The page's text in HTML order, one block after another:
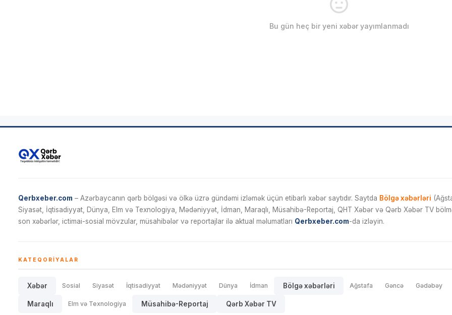
Bu gün heç bir yeni xəbər yayımlanmadı
Qerbxeber.com – Azərbaycanın qərb bölgəsi və ölkə üzrə gündəmi izləmək üçün etibarlı xəbər saytıdır. Saytda Bölgə xəbərləri
Siyasət, İqtisadiyyat, Dünya, Elm və Texnologiya, Mədəniyyət, İdman, Maraqlı, Müsahibə-Reportaj, QHT Xəbər və Qərb Xəbər TV
son xəbərlər, ictimai-sosial mövzular, müsahibələr və reportajlar ilə aktual məlumatları Qerbxeber.com-da izləyin.
KATEQORIYALAR
Xəbər Sosial Siyasət İqtisadiyyat Mədəniyyət Dünya İdman Bölgə xəbərləri Ağstafa Gəncə Gədəbəy
Maraqlı Elm və Texnologiya Müsahibə-Reportaj Qərb Xəbər TV